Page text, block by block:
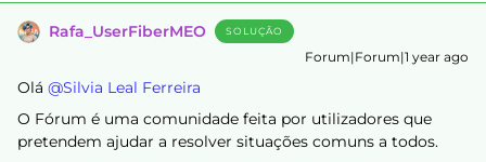
Rafa_UserFiberMEO SOLUÇÃO
Forum|Forum|1 year ago
Olá ​ @Silvia Leal Ferreira
O Fórum é uma comunidade feita por utilizadores que
pretendem ajudar a resolver situações comuns a todos.